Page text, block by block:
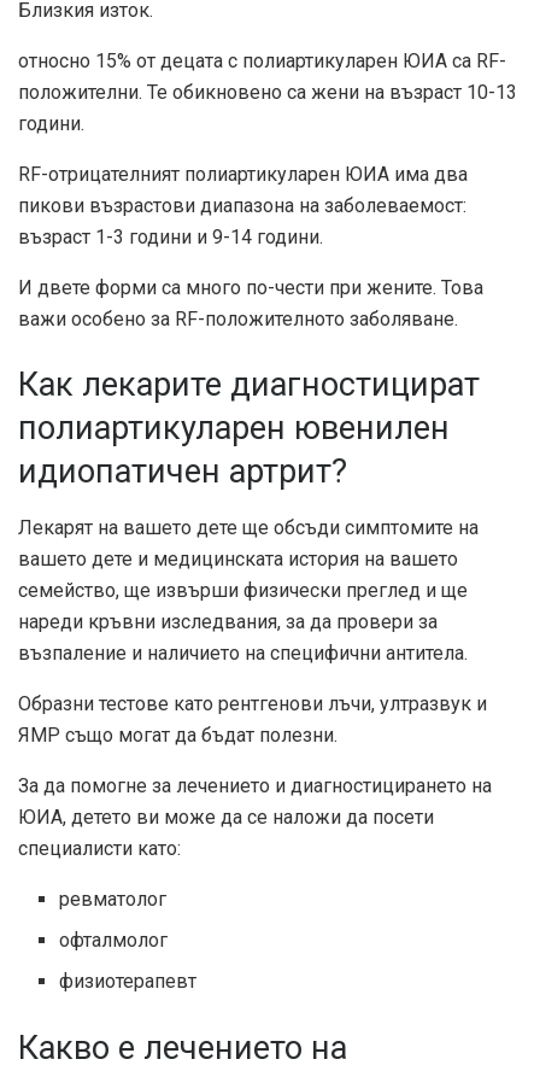
Близкия изток.
относно 15% от децата с полиартикуларен ЮИА са RF-
положителни. Те обикновено са жени на възраст 10-13
години.
RF-отрицателният полиартикуларен ЮИА има два
пикови възрастови диапазона на заболеваемост:
възраст 1-3 години и 9-14 години.
И двете форми са много по-чести при жените. Това
важи особено за RF-положителното заболяване.
Как лекарите диагностицират
полиартикуларен ювенилен
идиопатичен артрит?
Лекарят на вашето дете ще обсъди симптомите на
вашето дете и медицинската история на вашето
семейство, ще извърши физически преглед и ще
нареди кръвни изследвания, за да провери за
възпаление и наличието на специфични антитела.
Образни тестове като рентгенови лъчи, ултразвук и
ЯМР също могат да бъдат полезни.
За да помогне за лечението и диагностицирането на
ЮИА, детето ви може да се наложи да посети
специалисти като:
ревматолог
офталмолог
физиотерапевт
Какво е лечението на